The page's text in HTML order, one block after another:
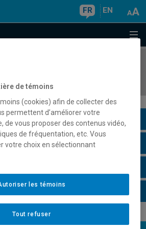
FR EN
de témoins
(cookies) afin de collecter des
permettent d’améliorer votre
de vous proposer des contenus vidéo,
de fréquentation, etc. Vous
votre choix en sélectionnant
Tout refuser
les témoins